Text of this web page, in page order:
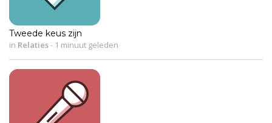
Tweede keus zijn
in Relaties- 1 minuut geleden